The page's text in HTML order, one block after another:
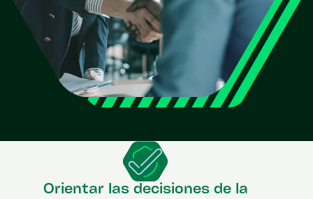
Orientar las decisiones de la